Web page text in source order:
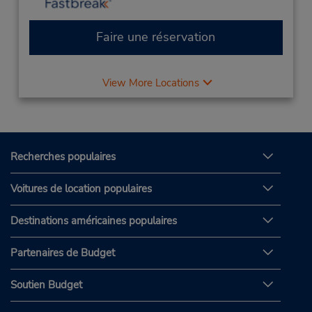
Faire une réservation
View More Locations
Recherches populaires
Voitures de location populaires
Destinations américaines populaires
Partenaires de Budget
Soutien Budget